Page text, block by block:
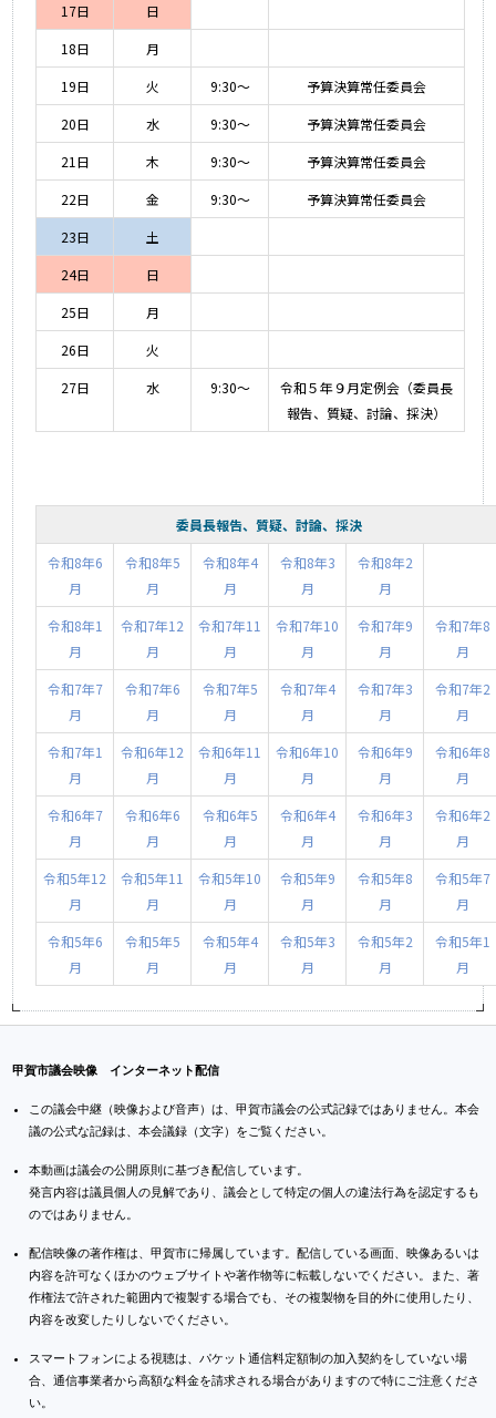
17日
日
18日
月
19日
火 9:30～
予算決算常任委員会
20日
水 9:30～
予算決算常任委員会
21日
木 9:30～
予算決算常任委員会
22日
金 9:30～
予算決算常任委員会
23日
土
24日
日
25日
月
26日
火
27日
水 9:30～
令和５年９月定例会（委員長
報告、質疑、討論、採決）
委員長報告、質疑、討論、採決
令和8年6
月
令和8年5
月
令和8年4
月
令和8年3
月
令和8年2
月
令和8年1
月
令和7年12
月
令和7年11
月
令和7年10
月
令和7年9
月
令和7年8
月
令和7年7
月
令和7年6
月
令和7年5
月
令和7年4
月
令和7年3
月
令和7年2
月
令和7年1
月
令和6年12
月
令和6年11
月
令和6年10
月
令和6年9
月
令和6年8
月
令和6年7
月
令和6年6
月
令和6年5
月
令和6年4
月
令和6年3
月
令和6年2
月
令和5年12
月
令和5年11
月
令和5年10
月
令和5年9
月
令和5年8
月
令和5年7
月
令和5年6
月
令和5年5
月
令和5年4
月
令和5年3
月
令和5年2
月
令和5年1
月
甲賀市議会映像 インターネット配信
この議会中継（映像および音声）は、甲賀市議会の公式記録ではありません。本会
議の公式な記録は、本会議録（文字）をご覧ください。
本動画は議会の公開原則に基づき配信しています。
発言内容は議員個人の見解であり、議会として特定の個人の違法行為を認定するも
のではありません。
配信映像の著作権は、甲賀市に帰属しています。配信している画面、映像あるいは
内容を許可なくほかのウェブサイトや著作物等に転載しないでください。また、著
作権法で許された範囲内で複製する場合でも、その複製物を目的外に使用したり、
内容を改変したりしないでください。
スマートフォンによる視聴は、パケット通信料定額制の加入契約をしていない場
合、通信事業者から高額な料金を請求される場合がありますので特にご注意くださ
い。